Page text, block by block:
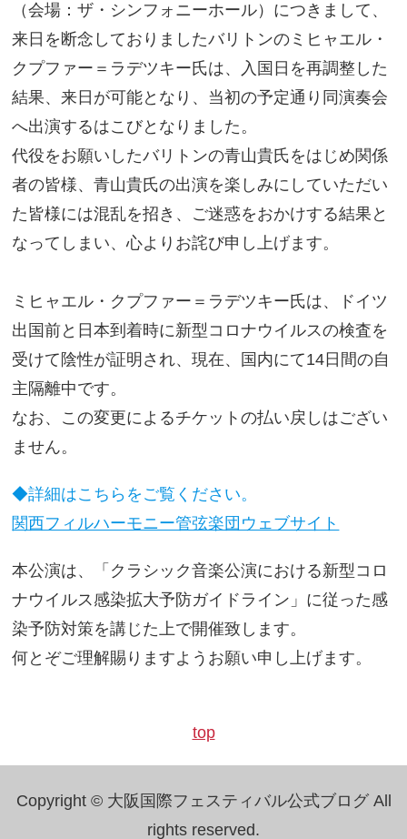
（会場：ザ・シンフォニーホール）につきまして、
来日を断念しておりましたバリトンのミヒャエル・
クプファー＝ラデツキー氏は、入国日を再調整した
結果、来日が可能となり、当初の予定通り同演奏会
へ出演するはこびとなりました。
代役をお願いしたバリトンの青山貴氏をはじめ関係
者の皆様、青山貴氏の出演を楽しみにしていただい
た皆様には混乱を招き、ご迷惑をおかけする結果と
なってしまい、心よりお詫び申し上げます。
ミヒャエル・クプファー＝ラデツキー氏は、ドイツ
出国前と日本到着時に新型コロナウイルスの検査を
受けて陰性が証明され、現在、国内にて14日間の自
主隔離中です。
なお、この変更によるチケットの払い戻しはござい
ません。
◆詳細はこちらをご覧ください。
関西フィルハーモニー管弦楽団ウェブサイト
本公演は、「クラシック音楽公演における新型コロ
ナウイルス感染拡大予防ガイドライン」に従った感
染予防対策を講じた上で開催致します。
何とぞご理解賜りますようお願い申し上げます。
top
Copyright © 大阪国際フェスティバル公式ブログ All
rights reserved.